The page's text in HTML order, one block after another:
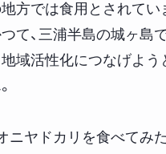
方では食用とされてい
て、三浦半島の城ヶ島
域活性化につなげよう
ニヤドカリを食べてみ